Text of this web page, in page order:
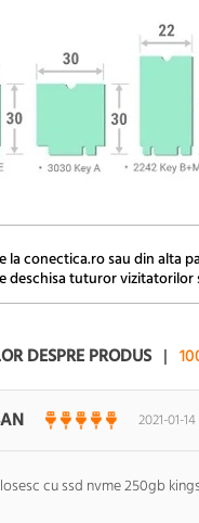
conectica.ro sau din alta
deschisa tuturor
DESPRE PRODUS |
2021-01-14
cu ssd nvme 250gb